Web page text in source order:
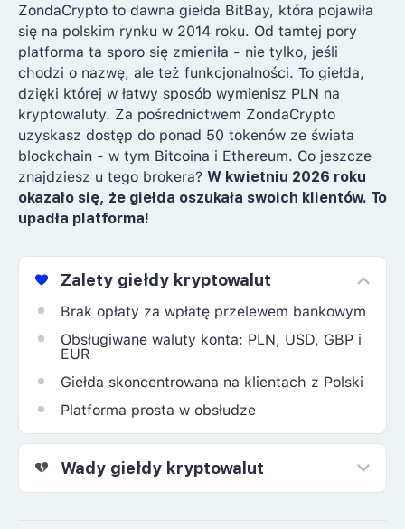
Dlaczego warto
Historia
Opinie
Regulacje
Narzędzia
Support
ZondaCrypto to dawna giełda BitBay, która pojawiła
się na polskim rynku w 2014 roku. Od tamtej pory
platforma ta sporo się zmieniła - nie tylko, jeśli
chodzi o nazwę, ale też funkcjonalności. To giełda,
dzięki której w łatwy sposób wymienisz PLN na
kryptowaluty. Za pośrednictwem ZondaCrypto
uzyskasz dostęp do ponad 50 tokenów ze świata
blockchain - w tym Bitcoina i Ethereum. Co jeszcze
znajdziesz u tego brokera? W kwietniu 2026 roku
okazało się, że giełda oszukała swoich klientów. To
upadła platforma!
Zalety giełdy kryptowalut
Brak opłaty za wpłatę przelewem bankowym
Obsługiwane waluty konta: PLN, USD, GBP i
EUR
Giełda skoncentrowana na klientach z Polski
Platforma prosta w obsłudze
Wady giełdy kryptowalut